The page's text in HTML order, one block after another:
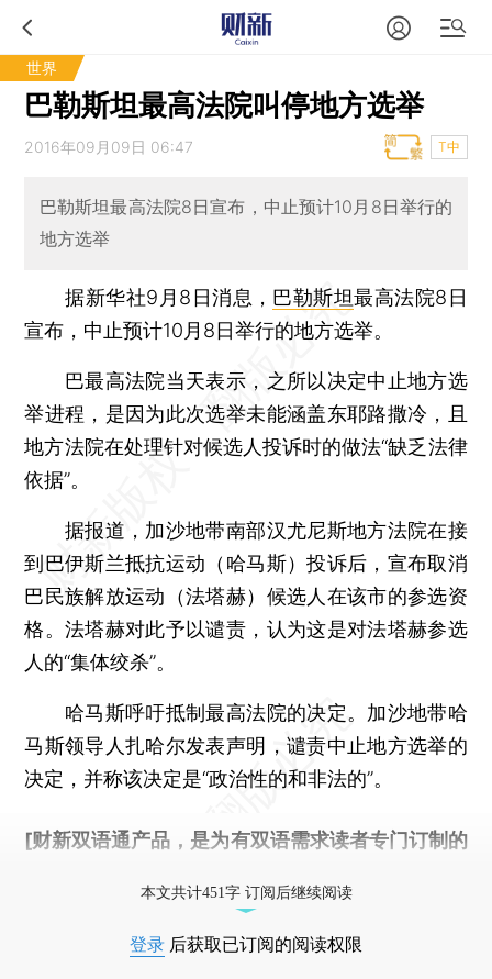
世界
巴勒斯坦最高法院叫停地方选举
2016年09月09日 06:47 T中
巴勒斯坦最高法院8日宣布，中止预计10月8日举行的
地方选举
据新华社9月8日消息， 巴勒斯坦最高法院8日
宣布，中止预计10月8日举行的地方选举。
巴最高法院当天表示，之所以决定中止地方选
举进程，是因为此次选举未能涵盖东耶路撒冷，且
地方法院在处理针对候选人投诉时的做法“缺乏法律
依据”。
据报道，加沙地带南部汉尤尼斯地方法院在接
到巴伊斯兰抵抗运动（哈马斯）投诉后，宣布取消
巴民族解放运动（法塔赫）候选人在该市的参选资
格。法塔赫对此予以谴责，认为这是对法塔赫参选
人的“集体绞杀”。
哈马斯呼吁抵制最高法院的决定。加沙地带哈
马斯领导人扎哈尔发表声明，谴责中止地方选举的
决定，并称该决定是“政治性的和非法的”。
[财新双语通产品，是为有双语需求读者专门订制的
本文共计451字 订阅后继续阅读
登录 后获取已订阅的阅读权限